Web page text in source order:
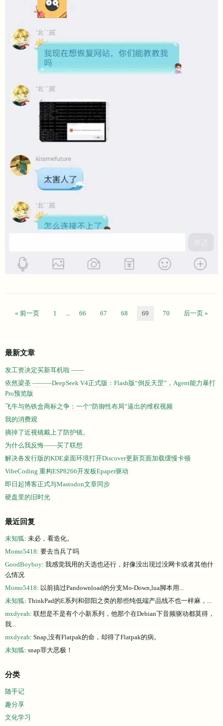
« 前一页 1 66 67 68 69 70 后一页 »
最新文章
发工资决定买新耳机啦 ——
依然梁圣 ———DeepSeek V4正式版：Flash版“倒反天罡”，Agent能力暴打
Pro预览版
飞牛与热铁盒商标之争：一个“防御性布局”逼出的维权视频
我的消费观
摘掉了近视镜戴上了防护镜。
为什么我反悔——买了联想
解决各发行版的KDE桌面环境打开Discover更新页面加载缓慢卡顿
VibeCoding 重构ESP8266开发板Epaper驱动
即日起博客正式与Mastodon文章同步
硬盘里的旧时光
最近回复
未知狐: 未必，看造化。
Momo5418: 要去当兵了吗
GoodBoyboy: 我感觉我用的天选也还行，好像没出现过没网卡或者其他什
么情况
Momo5418: 以前搞过Pandownload的分支Mo-Down,lua脚本用...
未知狐: ThinkPad的E系列和邵阳之类的那些纯低端产品线不也一样麻，...
mxdyeah: 联想是不是有个小新系列，他那个在Debian下音频驱动都莫得，
我...
mxdyeah: Snap,没有Flatpak的命，却得了Flatpak的病。
未知狐: snap罪大恶极！
分类
随手记
趣分享
文化学习